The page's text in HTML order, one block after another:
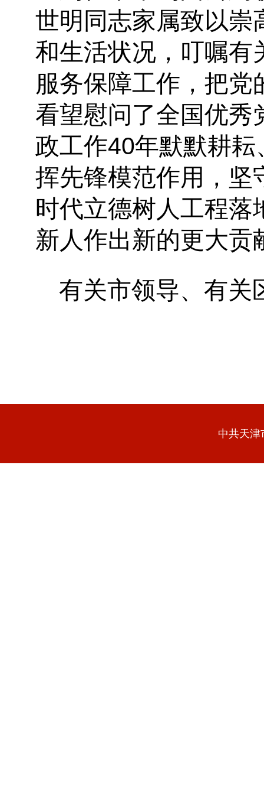
世明同志家属致以崇
和生活状况，叮嘱有
服务保障工作，把
看望慰问了全国优秀
政工作40年默默耕
挥先锋模范作用，坚
时代立德树人工程落
新人作出新的更大贡
有关市领导、有关
中共天津